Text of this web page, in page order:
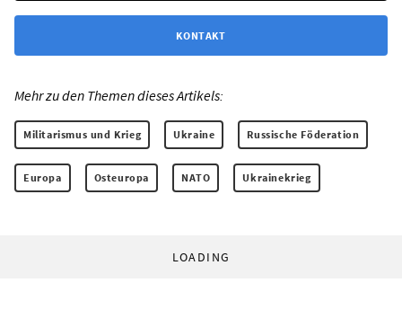
KONTAKT
Mehr zu den Themen dieses Artikels:
Militarismus und Krieg Ukraine Russische Föderation
Europa Osteuropa NATO Ukrainekrieg
LOADING